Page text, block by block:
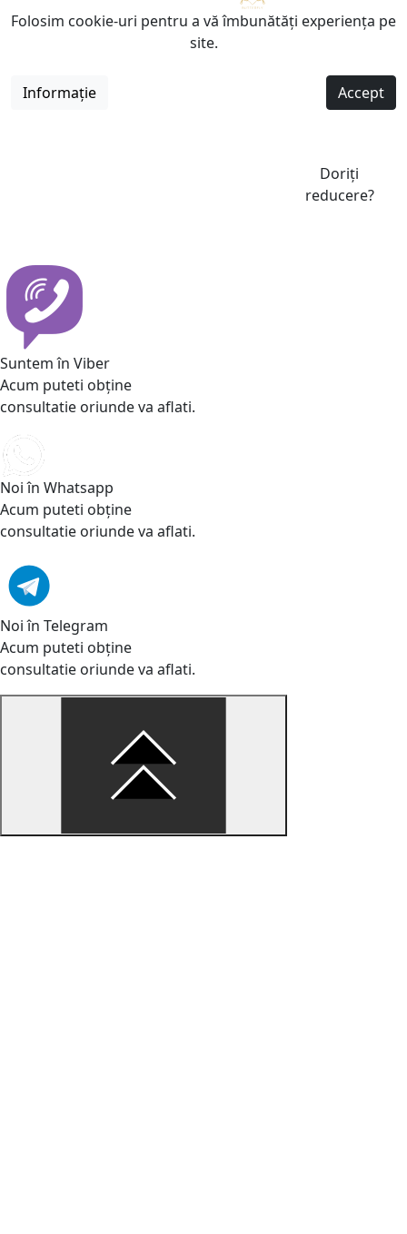
Folosim cookie-uri pentru a vă îmbunătăți experiența pe
site.
Informație Accept
Doriți
reducere?
Suntem în Viber
Acum puteti obține
consultatie oriunde va aflati.
Noi în Whatsapp
Acum puteti obține
consultatie oriunde va aflati.
Noi în Telegram
Acum puteti obține
consultatie oriunde va aflati.